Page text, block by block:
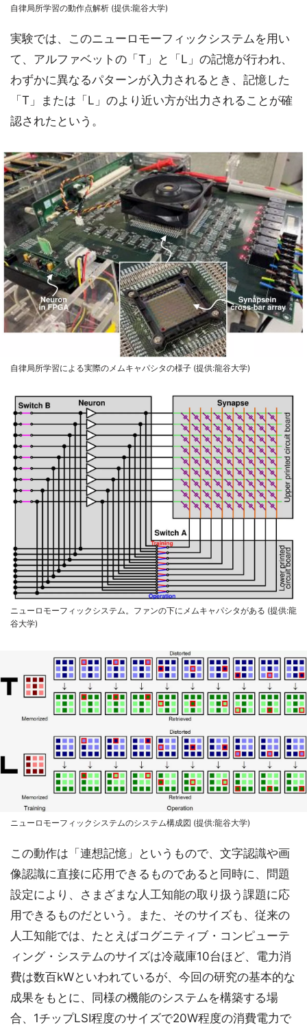
自律局所学習の動作点解析 (提供:龍谷大学)
実験では、このニューロモーフィックシステムを用い
て、アルファベットの「T」と「L」の記憶が行われ、
わずかに異なるパターンが入力されるとき、記憶した
「T」または「L」のより近い方が出力されることが確
認されたという。
自律局所学習による実際のメムキャパシタの様子 (提供:龍谷大学)
ニューロモーフィックシステム。ファンの下にメムキャパシタがある (提供:龍
谷大学)
ニューロモーフィックシステムのシステム構成図 (提供:龍谷大学)
この動作は「連想記憶」というもので、文字認識や画
像認識に直接に応用できるものであると同時に、問題
設定により、さまざまな人工知能の取り扱う課題に応
用できるものだという。また、そのサイズも、従来の
人工知能では、たとえばコグニティブ・コンピューテ
ィング・システムのサイズは冷蔵庫10台ほど、電力消
費は数百kWといわれているが、今回の研究の基本的な
成果をもとに、同様の機能のシステムを構築する場
合、1チップLSI程度のサイズで20W程度の消費電力で